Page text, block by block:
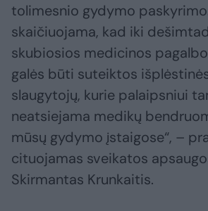
tolimesnio gydymo
skaičiuojama, kad iki
skubiosios medicinos
galės būti suteiktos
slaugytojų, kurie palaipsniui
neatsiejama medikų
mūsų gydymo įstaigose“, –
cituojamas sveikatos
Skirmantas Krunkaitis.